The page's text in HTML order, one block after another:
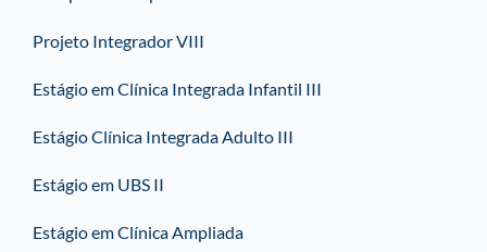
Projeto Integrador VIII
Estágio em Clínica Integrada Infantil III
Estágio Clínica Integrada Adulto III
Estágio em UBS II
Estágio em Clínica Ampliada